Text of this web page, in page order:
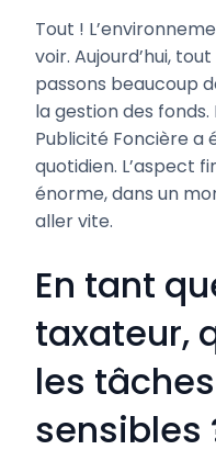
Tout !
voir. Aujourd’hui,
passons beaucoup
la gestion des fonds.
Publicité Foncière
quotidien. L’aspect
énorme, dans un
aller vite.
En tant
taxateur,
les
sensibles